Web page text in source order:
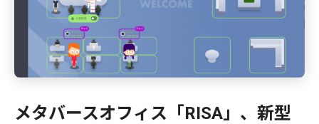
メタバースオフィス「RISA」、新型